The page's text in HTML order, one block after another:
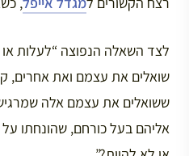
לצד השאלה הנפוצה “לעלות או
שואלים את עצמם ואת אחרים,
ששואלים את עצמם אלה
אליהם בעל כורחם, שהונחתו